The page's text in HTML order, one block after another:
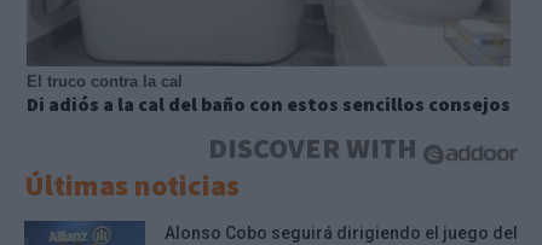
El truco contra la cal
Di adiós a la cal del baño con estos sencillos consejos
DISCOVER WITH
Últimas noticias
Alonso Cobo seguirá dirigiendo el juego del